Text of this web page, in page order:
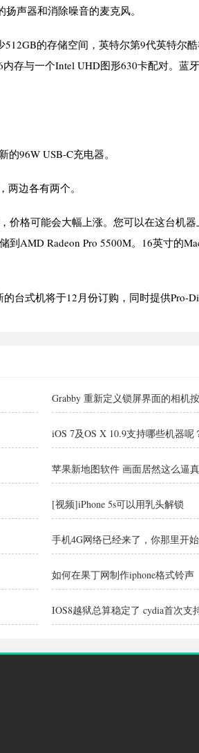
声器和消除噪音的麦克风。
的存储空间，英特尔第9代英特尔
存与一个Intel UHD图形630卡配对。蓝
96W USB-C充电器。
边各有两个。
价格可能会大幅上涨。您可以在这台机
AMD Radeon Pro 5500M。16英寸的
台式机将于12月份订购，同时提供Pro-
Grabby 重新定义锁屏界面的相机
iOS 7及OS X 10.9支持哪些机器呢
苹果新地图软件 画面居然这么逼真
[视频]iPhone 5s可以用乳头解锁
手机4G网络已经来了，你那里开
如何在果丁网制作iphone格式铃声
IOS8越狱总算稳定了 cydia首次支